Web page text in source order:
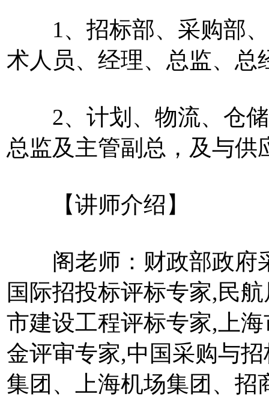
1、招标部、采购部、
术人员、经理、总监、总
2、计划、物流、仓储
总监及主管副总，及与供
【讲师介绍】
阁老师：财政部政府
国际招投标评标专家,民
市建设工程评标专家,上
金评审专家,中国采购与
集团、上海机场集团、招